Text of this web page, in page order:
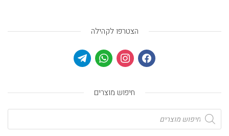
הצטרפו לקהילה
חיפוש מוצרים